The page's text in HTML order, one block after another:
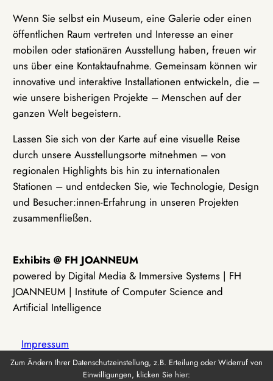
Wenn Sie selbst ein Museum, eine Galerie oder einen
öffentlichen Raum vertreten und Interesse an einer
mobilen oder stationären Ausstellung haben, freuen wir
uns über eine Kontaktaufnahme. Gemeinsam können wir
innovative und interaktive Installationen entwickeln, die –
wie unsere bisherigen Projekte – Menschen auf der
ganzen Welt begeistern.
Lassen Sie sich von der Karte auf eine visuelle Reise
durch unsere Ausstellungsorte mitnehmen – von
regionalen Highlights bis hin zu internationalen
Stationen – und entdecken Sie, wie Technologie, Design
und Besucher:innen-Erfahrung in unseren Projekten
zusammenfließen.
Exhibits @ FH JOANNEUM
powered by Digital Media & Immersive Systems | FH
JOANNEUM | Institute of Computer Science and
Artificial Intelligence
Impressum
Zum Ändern Ihrer Datenschutzeinstellung, z.B. Erteilung oder Widerruf von
Einwilligungen, klicken Sie hier: